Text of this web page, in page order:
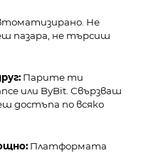
Не
пазара, не търсиш
Парите ти
или ByBit. Свързваш
достъпа по всяко
Платформата